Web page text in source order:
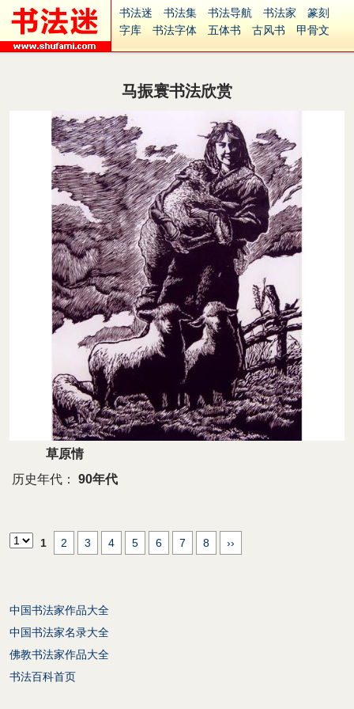
书法迷 书法集 书法导航 书法家
篆刻
字库
书法字体 五体书 古风书
甲骨文
集字
字形 大字 篆刻之家
古籍
中医 象棋 游戏
起名
印章
字体下载
免费字体 中文字体
Ai矢量
P图宝 南无阿弥陀佛
意见反馈
安全网站
捐赠 繁體版
马振寰书法欣赏
草原情
历史年代：
90年代
1 2 3 4 5 6 7 8 ››
中国书法家作品大全
中国书法家名录大全
佛教书法家作品大全
书法百科首页